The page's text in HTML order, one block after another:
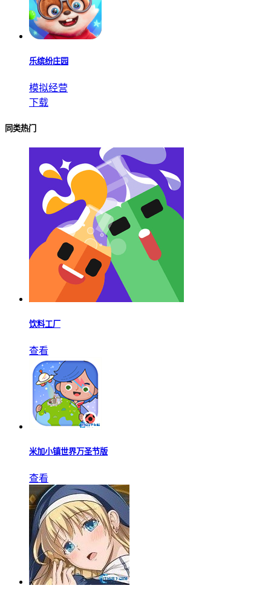
乐缤纷庄园
模拟经营
下载
同类热门
饮料工厂
查看
米加小镇世界万圣节版
查看